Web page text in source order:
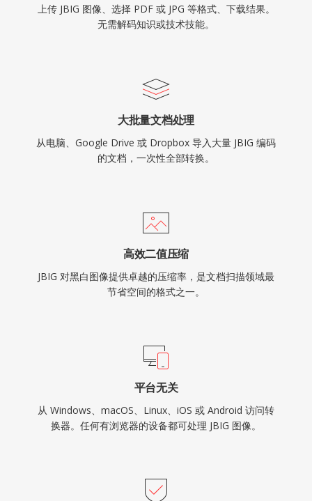
上传 JBIG 图像、选择 PDF 或 JPG 等格式、下载结果。
无需解码知识或技术技能。
大批量文档处理
从电脑、Google Drive 或 Dropbox 导入大量 JBIG 编码
的文档，一次性全部转换。
高效二值压缩
JBIG 对黑白图像提供卓越的压缩率，是文档扫描领域最
节省空间的格式之一。
平台无关
从 Windows、macOS、Linux、iOS 或 Android 访问转
换器。任何有浏览器的设备都可处理 JBIG 图像。